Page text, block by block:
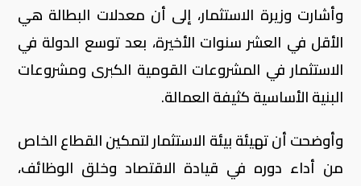
وأشارت وزيرة الاستثمار، إلى أن معدلات البطالة هي
الأقل في العشر سنوات الأخيرة، بعد توسع الدولة في
الاستثمار في المشروعات القومية الكبرى ومشروعات
البنية الأساسية كثيفة العمالة.
وأوضحت أن تهيئة بيئة الاستثمار لتمكين القطاع الخاص
من أداء دوره في قيادة الاقتصاد وخلق الوظائف،